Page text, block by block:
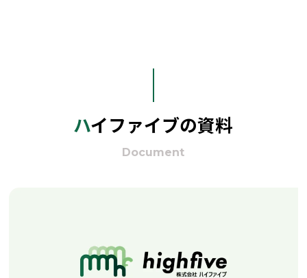
ハイファイブの資料
Document